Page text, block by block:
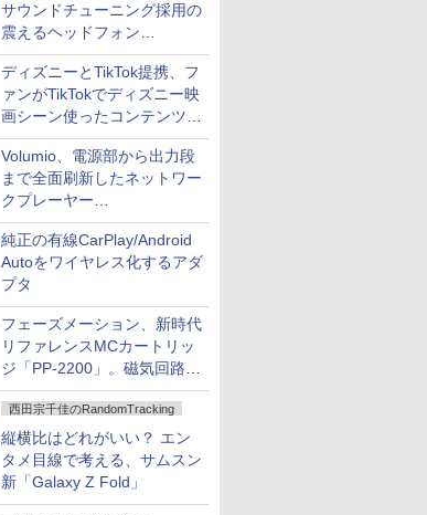
サウンドチューニング採用の
震えるヘッドフォン
「Crusher 1080 ANC」
ディズニーとTikTok提携、フ
ァンがTikTokでディズニー映
画シーン使ったコンテンツ制
作、Disney+にも配信
Volumio、電源部から出力段
まで全面刷新したネットワー
クプレーヤー
「Primo（2026）」
純正の有線CarPlay/Android
Autoをワイヤレス化するアダ
プタ
フェーズメーション、新時代
リファレンスMCカートリッ
ジ「PP-2200」。磁気回路や
ハウジングを根本から見直し
西田宗千佳のRandomTracking
縦横比はどれがいい？ エン
タメ目線で考える、サムスン
新「Galaxy Z Fold」